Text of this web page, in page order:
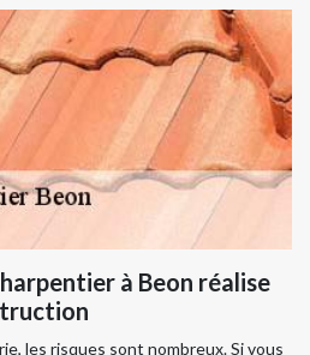
à Beon réalise
les risques sont nombreux. Si vous